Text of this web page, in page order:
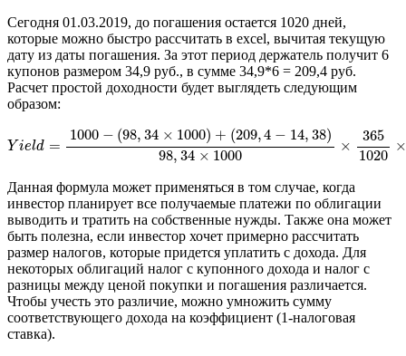
Сегодня 01.03.2019, до погашения остается 1020 дней,
которые можно быстро рассчитать в excel, вычитая текущую
дату из даты погашения. За этот период держатель получит 6
купонов размером 34,9 руб., в сумме 34,9*6 = 209,4 руб.
Расчет простой доходности будет выглядеть следующим
образом:
Yield =
1000 − (98, 34 × 1000) + (209,4 − 14, 38)
98, 34 × 1000
×
365
1020
×
1000− 98,34 ×1000) +(209 , −14,38) ,34 ×1000 3651020
Данная формула может применяться в том случае, когда
инвестор планирует все получаемые платежи по облигации
выводить и тратить на собственные нужды. Также она может
быть полезна, если инвестор хочет примерно рассчитать
размер налогов, которые придется уплатить с дохода. Для
некоторых облигаций налог с купонного дохода и налог с
разницы между ценой покупки и погашения различается.
Чтобы учесть это различие, можно умножить сумму
соответствующего дохода на коэффициент (1-налоговая
ставка).